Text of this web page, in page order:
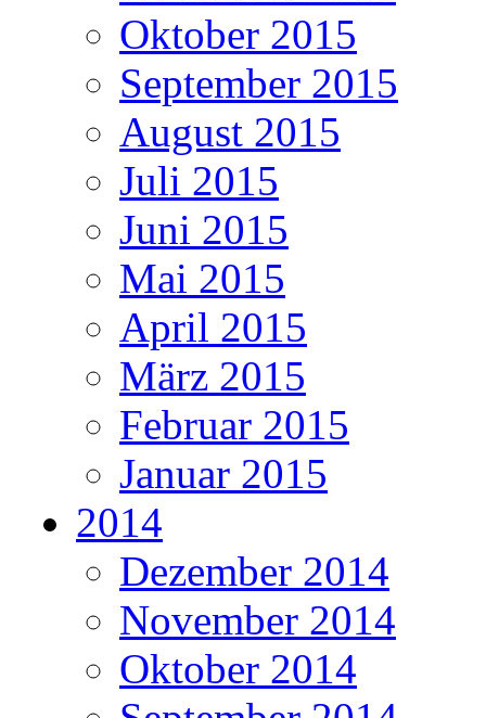
Oktober 2015
September 2015
August 2015
Juli 2015
Juni 2015
Mai 2015
April 2015
März 2015
Februar 2015
Januar 2015
2014
Dezember 2014
November 2014
Oktober 2014